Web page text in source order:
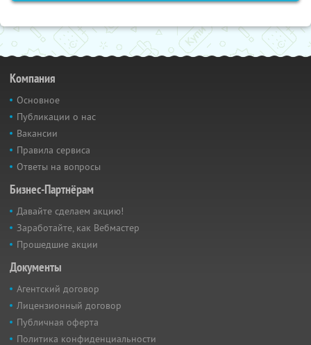
Компания
Основное
Публикации о нас
Вакансии
Правила сервиса
Ответы на вопросы
Бизнес-Партнёрам
Давайте сделаем акцию!
Заработайте, как Вебмастер
Прошедшие акции
Документы
Агентский договор
Лицензионный договор
Публичная оферта
Политика конфиденциальности